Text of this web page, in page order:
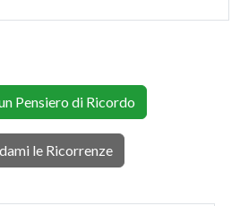
Pensiero di Ricordo
le Ricorrenze